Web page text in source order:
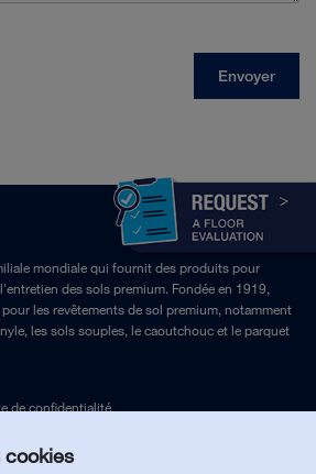
cookies
mondiale qui fournit des produits pour
des sols premium. Fondée en 1919,
les revêtements de sol premium, notamment
les sols souples, le caoutchouc et le parquet
de confidentialité